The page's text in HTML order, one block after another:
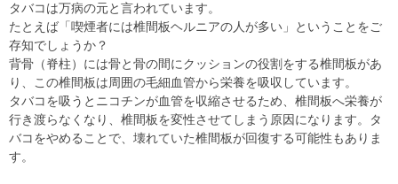
タバコは万病の元と言われています。
たとえば「喫煙者には椎間板ヘルニアの人が多い」ということをご
存知でしょうか？
背骨（脊柱）には骨と骨の間にクッションの役割をする椎間板があ
り、この椎間板は周囲の毛細血管から栄養を吸収しています。
タバコを吸うとニコチンが血管を収縮させるため、椎間板へ栄養が
行き渡らなくなり、椎間板を変性させてしまう原因になります。タ
バコをやめることで、壊れていた椎間板が回復する可能性もありま
す。